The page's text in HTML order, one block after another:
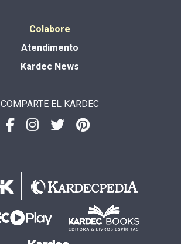
Colabore
Atendimento
Kardec News
COMPARTE EL KARDEC